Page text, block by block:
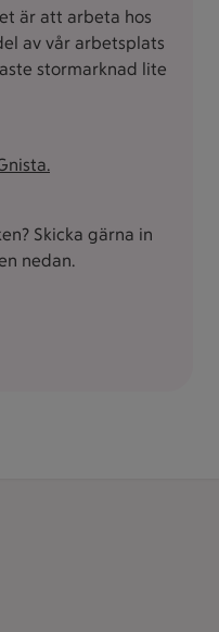
är att arbeta hos
av vår arbetsplats
stormarknad lite
Skicka gärna in
nedan.